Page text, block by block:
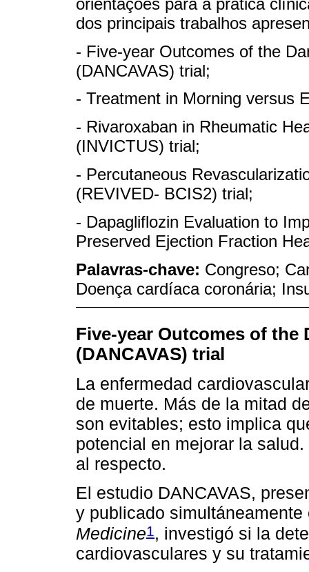
dos principais trabalhos
- Five-year Outcomes of the
(DANCAVAS) trial;
- Treatment in Morning versus
- Rivaroxaban in Rheumatic
(INVICTUS) trial;
- Percutaneous
(REVIVED- BCIS2) trial;
- Dapagliflozin Evaluation to
Preserved Ejection Fraction
Palavras-chave: Congreso;
Doença cardíaca coronária;
Five-year Outcomes of the
(DANCAVAS) trial
La enfermedad
de muerte. Más de la mitad
son evitables; esto implica
potencial en mejorar la
al respecto.
El estudio DANCAVAS,
y publicado
Medicine1, investigó si la
cardiovasculares y su